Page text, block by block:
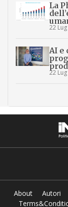
La
22
AI e
22
About Autori